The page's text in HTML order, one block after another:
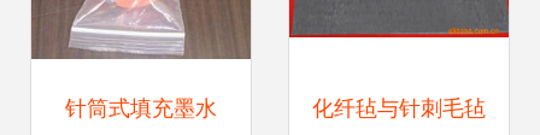
针筒式填充墨水 化纤毡与针刺毛毡